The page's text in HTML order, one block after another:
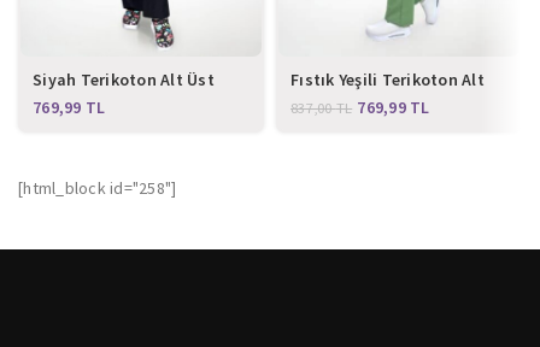
Siyah Terikoton Alt Üst
Takım TL
Fıstık Yeşili Terikoton Alt
Üst Takım
837,00TL 769,99 TL
[html_block id="258"]